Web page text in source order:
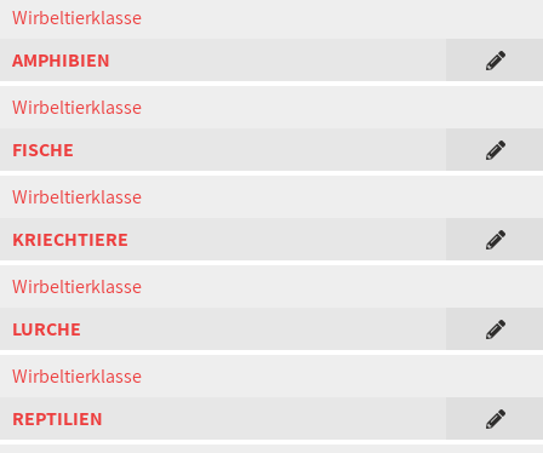
Wirbeltierklasse
AMPHIBIEN
Wirbeltierklasse
FISCHE
Wirbeltierklasse
KRIECHTIERE
Wirbeltierklasse
LURCHE
Wirbeltierklasse
REPTILIEN